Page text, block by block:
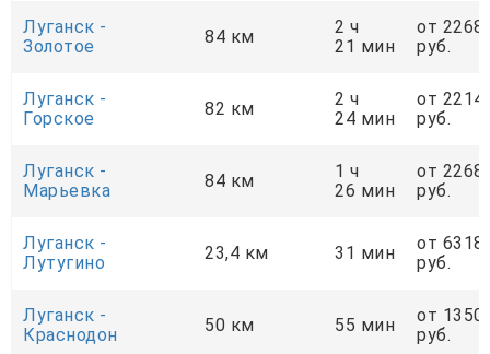
Луганск -
Золотое
84 км
2 ч
21 мин
от 2268
руб.
Луганск -
Горское
82 км
2 ч
24 мин
от 2214
руб.
Луганск -
Марьевка
84 км
1 ч
26 мин
от 2268
руб.
Луганск -
Лутугино
23,4 км 31 мин
от 6318
руб.
Луганск -
Краснодон
50 км 55 мин
от 1350
руб.